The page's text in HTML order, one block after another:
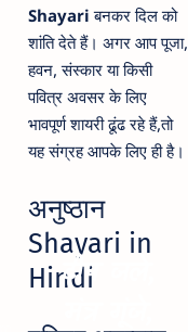
Shayari बनकर दिल को
शांति देते हैं। अगर आप पूजा,
हवन, संस्कार या किसी
पवित्र अवसर के लिए
भावपूर्ण शायरी ढूंढ रहे हैं,तो
यह संग्रह आपके लिए ही है।
अनुष्ठान
Shayari in
Hindiदीप जले,